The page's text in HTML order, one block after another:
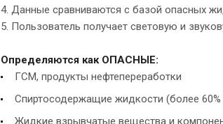
4. Данные сравниваются с базой опасных
5. Пользователь получает световую и
Определяются как ОПАСНЫЕ:
ГСМ, продукты нефтепереработки
Спиртосодержащие жидкости (более 60%
Жидкие взрывчатые вещества и